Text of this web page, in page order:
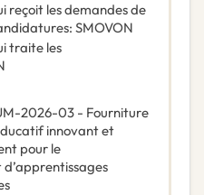
reçoit les demandes de
: SMOVON
traite les
2026-03 - Fourniture
innovant et
pour le